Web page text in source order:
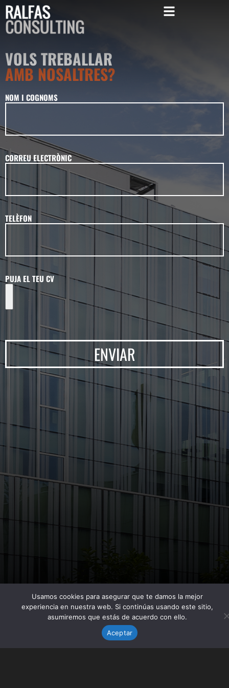
VOLS TREBALLAR
AMB NOSALTRES?
NOM I COGNOMS
CORREU ELECTRÒNIC
TELÈFON
PUJA EL TEU CV
ENVIAR
Usamos cookies para asegurar que te damos la mejor
experiencia en nuestra web. Si continúas usando este sitio,
asumiremos que estás de acuerdo con ello.
Aceptar